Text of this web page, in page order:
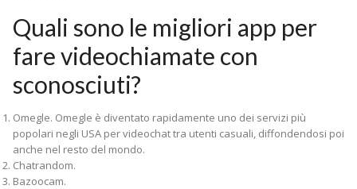
Quali sono le migliori app per
fare videochiamate con
sconosciuti?
Omegle. Omegle è diventato rapidamente uno dei servizi più
popolari negli USA per videochat tra utenti casuali, diffondendosi poi
anche nel resto del mondo.
Chatrandom.
Bazoocam.